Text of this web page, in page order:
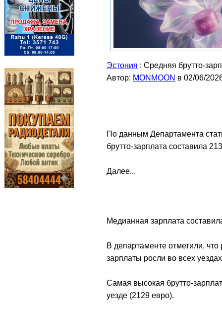
Эстония : Средняя брутто-
Автор: MONMOON в 02/06/
По данным Департамента
брутто-зарплата составила
Далее...
Медианная зарплата
В департаменте отметили,
зарплаты росли во всех
Самая высокая брутто-
уезде (2129 евро).